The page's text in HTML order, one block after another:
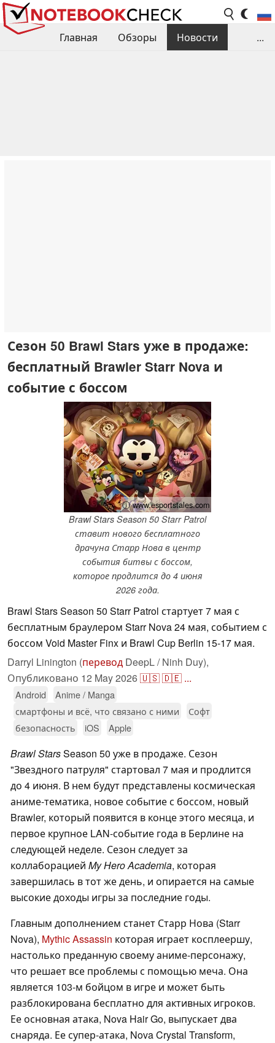
Главная Обзоры
Новости
...
Сезон 50 Brawl Stars уже в продаже:
бесплатный Brawler Starr Nova и
событие с боссом
ⓘ www.esportstales.com
Brawl Stars Season 50 Starr Patrol
ставит нового бесплатного
драчуна Старр Нова в центр
события битвы с боссом,
которое продлится до 4 июня
2026 года.
Brawl Stars Season 50 Starr Patrol стартует 7 мая с
бесплатным браулером Starr Nova 24 мая, событием с
боссом Void Master Finx и Brawl Cup Berlin 15-17 мая.
Darryl Linington (перевод DeepL / Ninh Duy),
Опубликовано 12 May 2026🇺🇸🇩🇪 ...
Android
Anime / Manga
смартфоны и всё, что связано с ними
Софт
безопасность
iOS Apple
Brawl StarsSeason 50 уже в продаже. Сезон
"Звездного патруля" стартовал 7 мая и продлится
до 4 июня. В нем будут представлены космическая
аниме-тематика, новое событие с боссом, новый
Brawler, который появится в конце этого месяца, и
первое крупное LAN-событие года в Берлине на
следующей неделе. Сезон следует за
коллаборацией My Hero Academia, которая
завершилась в тот же день, и опирается на самые
высокие доходы игры за последние годы.
Главным дополнением станет Старр Нова (Starr
Nova), Mythic Assassin которая играет косплеершу,
настолько преданную своему аниме-персонажу,
что решает все проблемы с помощью меча. Она
является 103-м бойцом в игре и может быть
разблокирована бесплатно для активных игроков.
Ее основная атака, Nova Hair Go, выпускает два
снаряда. Ее супер-атака, Nova Crystal Transform,